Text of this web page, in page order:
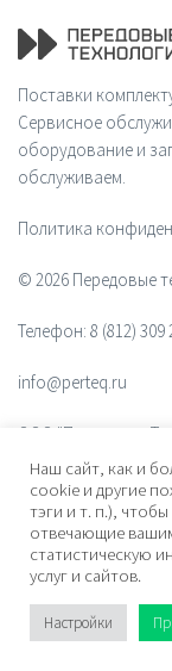
Поставки
Сервисное
оборудование и
обслуживаем.
Политика
© 2026 Передовые
Телефон: 8 (812) 309
info@perteq.ru
ООО "Передовые
ОГРН 1117847072628
Почтовый индекс
Адрес: ул.
Россия
Наш сайт, как и
cookie и другие
тэги и т. п.),
отвечающие
статистическую
услуг и сайтов.
Настройки